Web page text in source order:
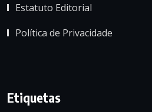
Estatuto Editorial
Política de Privacidade
Etiquetas